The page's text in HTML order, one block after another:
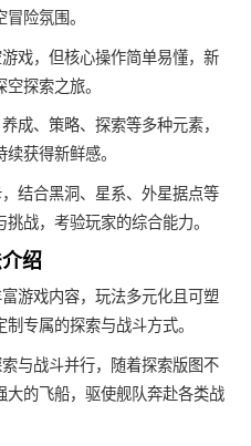
险氛围。
戏，但核心操作简单易懂，新
探索之旅。
成、策略、探索等多种元素，
获得新鲜感。
结合黑洞、星系、外星据点等
战，考验玩家的综合能力。
绍
游戏内容，玩法多元化且可塑
专属的探索与战斗方式。
与战斗并行，随着探索版图不
大的飞船，驱使舰队奔赴各类战